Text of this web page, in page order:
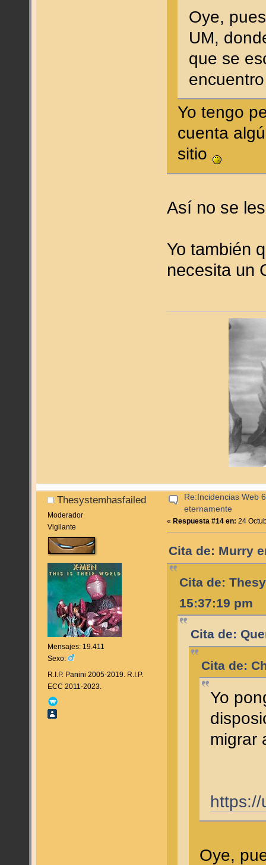
Oye,
UM,
que se
Yo tengo
cuenta
sitio
Así no se
Yo también
necesita un
Thesystemhasfailed
Moderador
Vigilante
Mensajes: 19.411
Sexo:
R.I.P. Panini 2005-2019. R.I.P.
ECC 2011-2023.
Re:Incidencias Web
eternamente
« Respuesta #14 en: 24
Cita de: Murry
Cita de:
15:37:19 pm
Cita de:
Cita de:
Yo
migrar
Oye,